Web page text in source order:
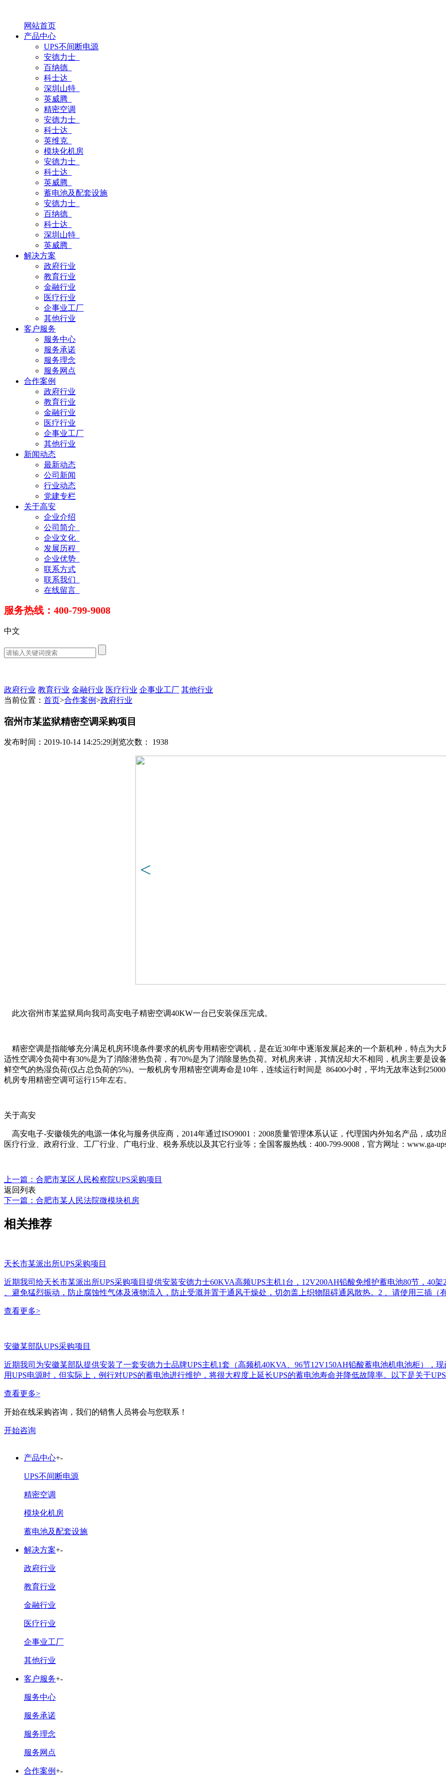
网站首页
产品中心
UPS不间断电源
安德力士
百纳德
科士达
深圳山特
英威腾
精密空调
安德力士
科士达
英维克
模块化机房
安德力士
科士达
英威腾
蓄电池及配套设施
安德力士
百纳德
科士达
深圳山特
英威腾
解决方案
政府行业
教育行业
金融行业
医疗行业
企事业工厂
其他行业
客户服务
服务中心
服务承诺
服务理念
服务网点
合作案例
政府行业
教育行业
金融行业
医疗行业
企事业工厂
其他行业
新闻动态
最新动态
公司新闻
行业动态
党建专栏
关于高安
企业介绍
公司简介
企业文化
发展历程
企业优势
联系方式
联系我们
在线留言
服务热线：400-799-9008
中文
政府行业 教育行业 金融行业 医疗行业 企事业工厂 其他行业
当前位置： 首页>合作案例>政府行业
宿州市某监狱精密空调采购项目
发布时间：2019-10-14 14:25:29浏览次数： 1938
<
此次宿州市某监狱局向我司高安电子精密空调40KW一台已安装保压完成。
精密空调是指能够充分满足机房环境条件要求的机房专用精密空调机，是在近30年中逐渐发展起来的一个新机种，特点为
适性空调冷负荷中有30%是为了消除潜热负荷，有70%是为了消除显热负荷。对机房来讲，其情况却大不相同，机房主要是
鲜空气的热湿负荷(仅占总负荷的5%)。一般机房专用精密空调寿命是10年，连续运行时间是 86400小时，平均无故率达到
机房专用精密空调可运行15年左右。
关于高安
高安电子-安徽领先的电源一体化与服务供应商，2014年通过ISO9001：2008质量管理体系认证，代理国内外知名产品，成
医疗行业、政府行业、工厂行业、广电行业、税务系统以及其它行业等；全国客服热线：400-799-9008，官方网址：www.ga-
上一篇：合肥市某区人民检察院UPS采购项目
返回列表
下一篇：合肥市某人民法院微模块机房
相关推荐
天长市某派出所UPS采购项目
近期我司给天长市某派出所UPS采购项目提供安装安德力士60KVA高频UPS主机1台，12V200AH铅酸免维护蓄电池80节，40
、避免猛烈振动，防止腐蚀性气体及液物流入，防止受溉并置于通风干燥处，切勿盖上织物阻碍通风散热。2 、请使用三插（
查看更多>
安徽某部队UPS采购项目
近期我司为安徽某部队提供安装了一套安德力士品牌UPS主机1套（高频机40KVA、96节12V150AH铅酸蓄电池机电池柜），
用UPS电源时，但实际上，例行对UPS的蓄电池进行维护，将很大程度上延长UPS的蓄电池寿命并降低故障率。以下是关于
查看更多>
开始在线采购咨询，我们的销售人员将会与您联系！
开始咨询
产品中心+-
UPS不间断电源
精密空调
模块化机房
蓄电池及配套设施
解决方案+-
政府行业
教育行业
金融行业
医疗行业
企事业工厂
其他行业
客户服务+-
服务中心
服务承诺
服务理念
服务网点
合作案例+-